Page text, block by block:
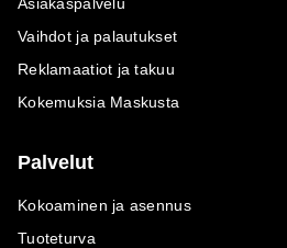
Vaihdot ja palautukset
Reklamaatiot ja takuu
Kokemuksia Maskusta
Palvelut
Kokoaminen ja asennus
Tuoteturva